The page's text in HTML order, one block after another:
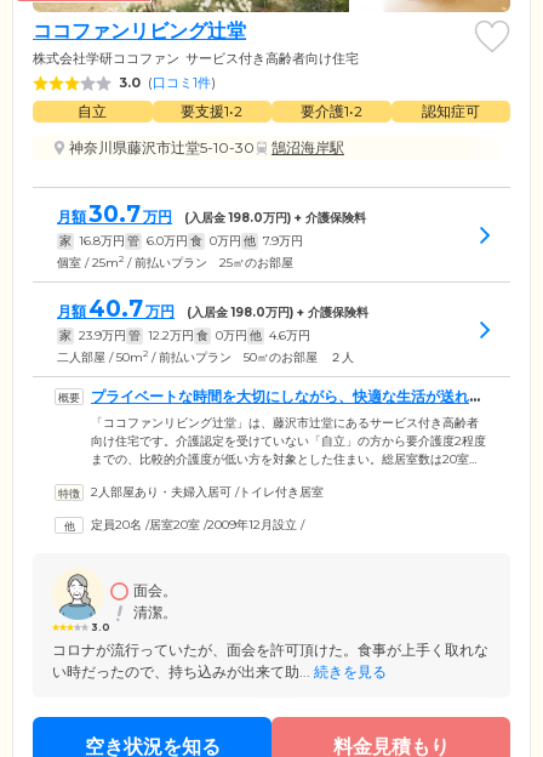
ココファンリビング辻堂
株式会社学研ココファン サービス付き高齢者向け住宅
3.0 (口コミ1件)
自立 要支援1•2 要介護1•2
認知症可
神奈川県藤沢市辻堂5-10-30
鵠沼海岸駅
月額30.7万円 (入居金198.0万円) + 介護保険料
家 16.8万円 管 6.0万円 食 0万円 他 7.9万円
個室 / 25m2 / 前払いプラン 25㎡のお部屋
月額 40.7万円 (入居金198.0万円) + 介護保険料
家 23.9万円 管 12.2万円 食 0万円 他 4.6万円
二人部屋 / 50m2 / 前払いプラン 50㎡のお部屋 ２人
プライベートな時間を大切にしながら、快適な生活が送れま
す
「ココファンリビング辻堂」は、藤沢市辻堂にあるサービス付き高齢者
向け住宅です。介護認定を受けていない「自立」の方から要介護度2程度
までの、比較的介護度が低い方を対象とした住まい。総居室数は20室
ホームな雰囲気のなかで、ご自身のペースを大切にお過ごしください。
ご入居でも、ゆとりをもってお過ごしいただけます。ホーム周辺にはス
2人部屋あり・夫婦入居可 /トイレ付き居室
定員20名 /居室20室 /2009年12月設立 /
3.0
面会。
清潔。
コロナが流行っていたが、面会を許可頂けた。食事が上手く取れな
い時だったので、持ち込みが出来て助... 続きを見る
空き状況を知る 料金見積もり